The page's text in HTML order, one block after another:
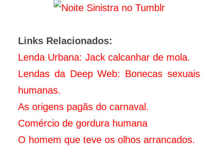
Links Relacionados:
Lenda Urbana: Jack calcanhar de mola.
Lendas da Deep Web: Bonecas sexuais
humanas.
As origens pagãs do carnaval.
Comércio de gordura humana
O homem que teve os olhos arrancados.